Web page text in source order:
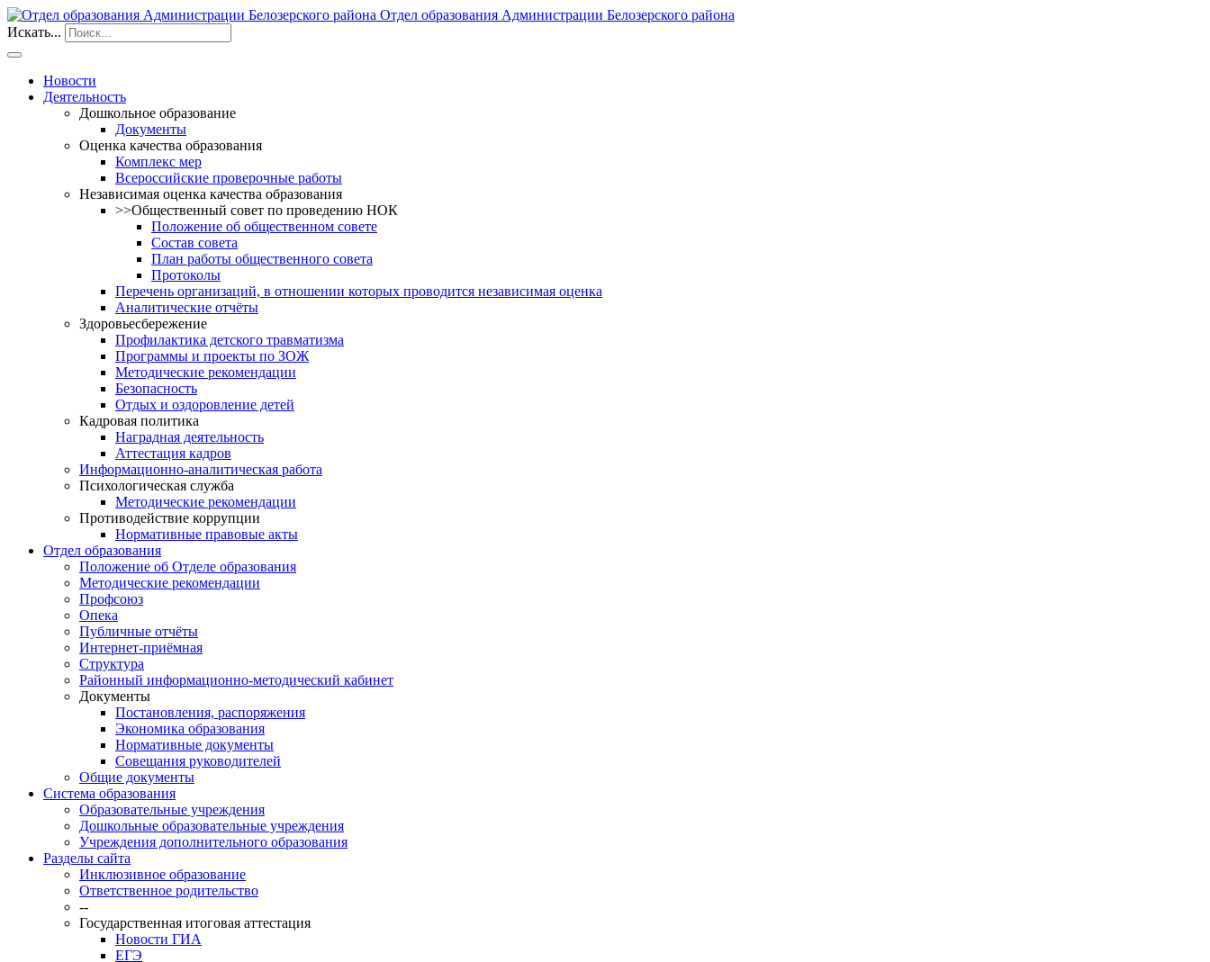
Отдел образования Администрации Белозерского района
Искать...
Новости
Деятельность
Дошкольное образование
Документы
Оценка качества образования
Комплекс мер
Всероссийские проверочные работы
Независимая оценка качества образования
>>Общественный совет по проведению НОК
Положение об общественном совете
Состав совета
План работы общественного совета
Протоколы
Перечень организаций, в отношении которых проводится независимая оценка
Аналитические отчёты
Здоровьесбережение
Профилактика детского травматизма
Программы и проекты по ЗОЖ
Методические рекомендации
Безопасность
Отдых и оздоровление детей
Кадровая политика
Наградная деятельность
Аттестация кадров
Информационно-аналитическая работа
Психологическая служба
Методические рекомендации
Противодействие коррупции
Нормативные правовые акты
Отдел образования
Положение об Отделе образования
Методические рекомендации
Профсоюз
Опека
Публичные отчёты
Интернет-приёмная
Структура
Районный информационно-методический кабинет
Документы
Постановления, распоряжения
Экономика образования
Нормативные документы
Совещания руководителей
Общие документы
Система образования
Образовательные учреждения
Дошкольные образовательные учреждения
Учреждения дополнительного образования
Разделы сайта
Инклюзивное образование
Ответственное родительство
--
Государственная итоговая аттестация
Новости ГИА
ЕГЭ